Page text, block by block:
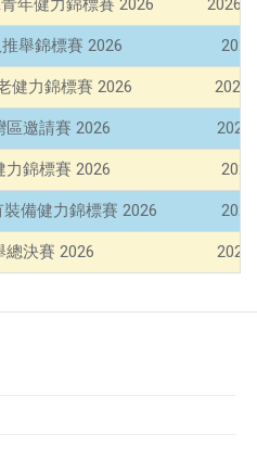
年健力錦標賽 2026 2026
舉錦標賽 2026
健力錦標賽 2026 2026
區邀請賽 2026 2026
錦標賽 2026
備健力錦標賽 2026
決賽 2026 2026